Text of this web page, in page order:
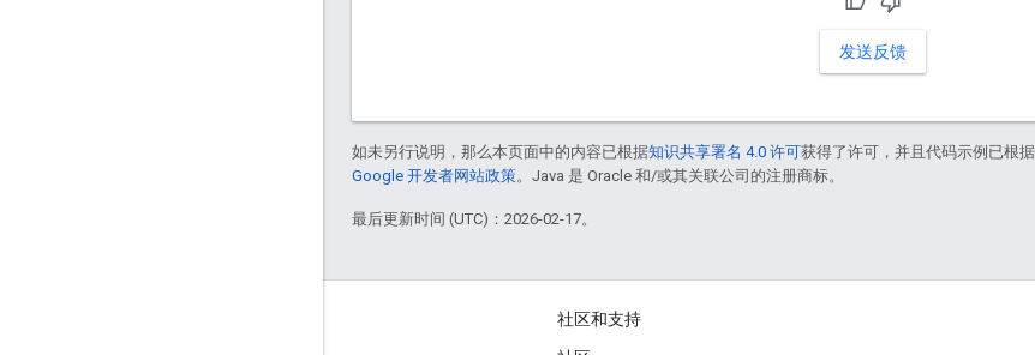
发送反馈
如未另行说明，那么本页面中的内容已根据知识共享署名 4.0 许可获得了许可，并且代码示例已根据
Google 开发者网站政策。Java 是 Oracle 和/或其关联公司的注册商标。
最后更新时间 (UTC)：2026-02-17。
社区和支持